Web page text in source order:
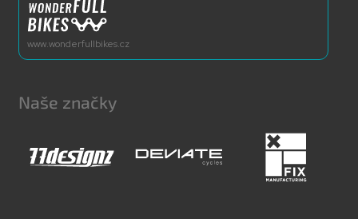
www.wonderfullbikes.cz
Naše značky